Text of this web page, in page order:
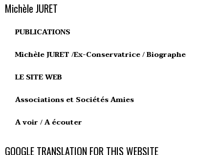
Michèle JURET
PUBLICATIONS
Michèle JURET /Ex-Conservatrice / Biographe
LE SITE WEB
Associations et Sociétés Amies
A voir / A écouter
GOOGLE TRANSLATION FOR THIS WEBSITE